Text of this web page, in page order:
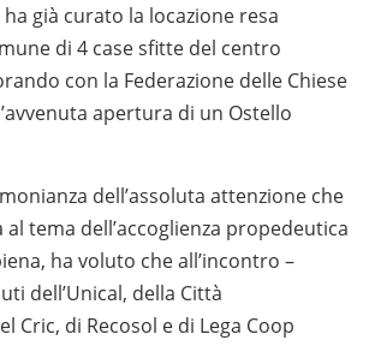
già curato la locazione resa
di 4 case sfitte del centro
con la Federazione delle Chiese
apertura di un Ostello
dell’assoluta attenzione che
tema dell’accoglienza propedeutica
ha voluto che all’incontro –
dell’Unical, della Città
Cric, di Recosol e di Lega Coop